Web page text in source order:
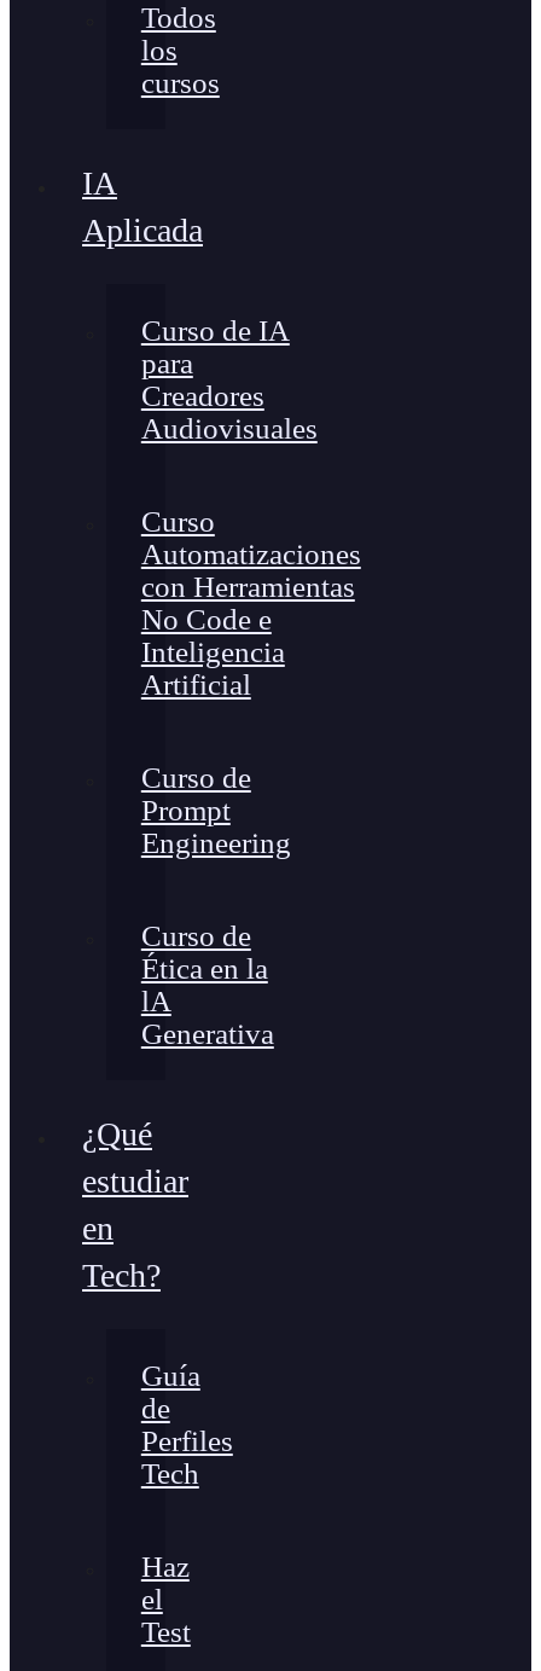
Todos
los
cursos
IA
Aplicada
Curso de IA
para
Creadores
Audiovisuales
Curso
Automatizaciones
con Herramientas
No Code e
Inteligencia
Artificial
Curso de
Prompt
Engineering
Curso de
Ética en la
lA
Generativa
¿Qué
estudiar
en
Tech?
Guía
de
Perfiles
Tech
Haz
el
Test